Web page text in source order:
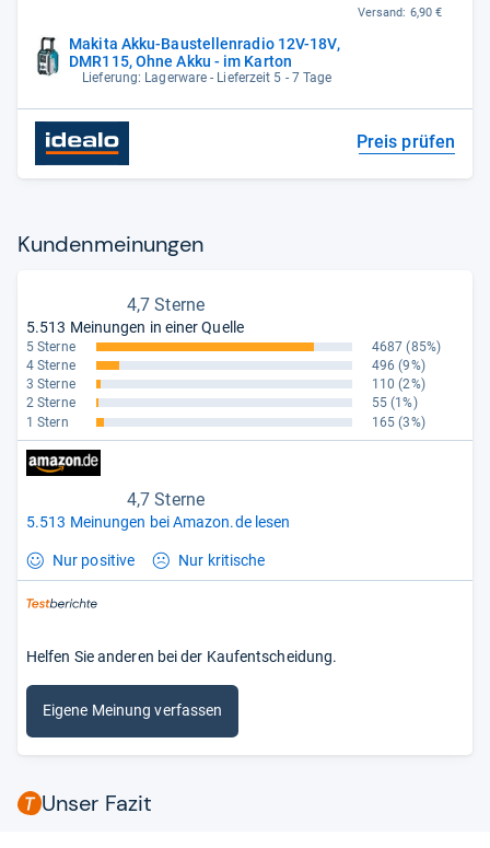
Makita Akku-Baustellenradio 12V-18V,
DMR115, Ohne Akku - im Karton
Lieferung: Lagerware - Lieferzeit 5 - 7 Tage
Versand: 6,90 €
Preis prüfen
Kun­den­mei­nun­gen
4,7 Sterne
5.513 Meinungen in einer Quelle
5 Sterne 4687 (85%)
4 Sterne
496 (9%)
3 Sterne
110 (2%)
2 Sterne
55 (1%)
1 Stern
165 (3%)
4,7 Sterne
5.513 Meinungen bei Amazon.de lesen
Nur positive Nur kritische
Helfen Sie anderen bei der Kaufentscheidung.
Eigene Meinung verfassen
Unser Fazit